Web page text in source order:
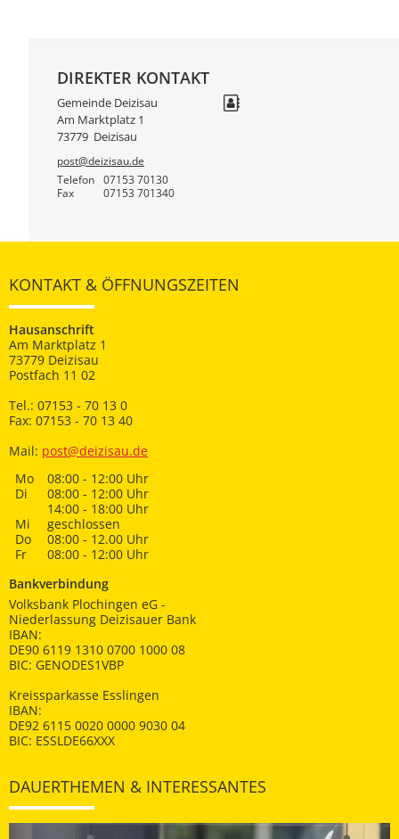
DIREKTER KONTAKT
Gemeinde Deizisau
Am Marktplatz 1
73779 Deizisau
post@deizisau.de
Telefon
07153 70130
Fax 07153 701340
KONTAKT & ÖFFNUNGSZEITEN
Hausanschrift
Am Marktplatz 1
73779 Deizisau
Postfach 11 02
Tel.: 07153 - 70 13 0
Fax: 07153 - 70 13 40
Mail: post@deizisau.de
Mo
08:00 - 12:00 Uhr
Di
08:00 - 12:00 Uhr
14:00 - 18:00 Uhr
Mi
geschlossen
Do
08:00 - 12.00 Uhr
Fr
08:00 - 12:00 Uhr
Bankverbindung
Volksbank Plochingen eG -
Niederlassung Deizisauer Bank
IBAN:
DE90 6119 1310 0700 1000 08
BIC: GENODES1VBP
Kreissparkasse Esslingen
IBAN:
DE92 6115 0020 0000 9030 04
BIC: ESSLDE66XXX
DAUERTHEMEN & INTERESSANTES